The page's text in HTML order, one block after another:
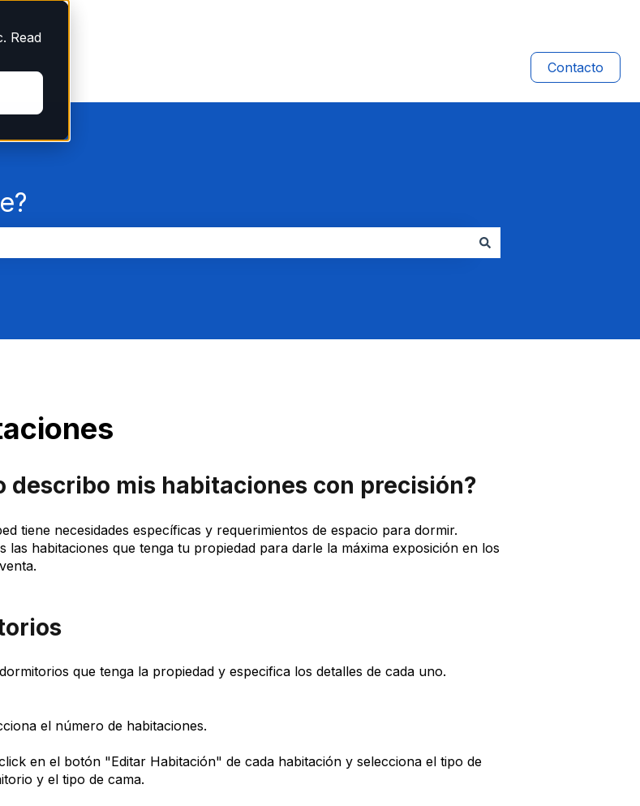
Read
Contacto
describo mis habitaciones con precisión?
tiene necesidades específicas y requerimientos de espacio para dormir.
las habitaciones que tenga tu propiedad para darle la máxima exposición en los
que tenga la propiedad y especifica los detalles de cada uno.
el número de habitaciones.
en el botón "Editar Habitación" de cada habitación y selecciona el tipo de
y el tipo de cama.